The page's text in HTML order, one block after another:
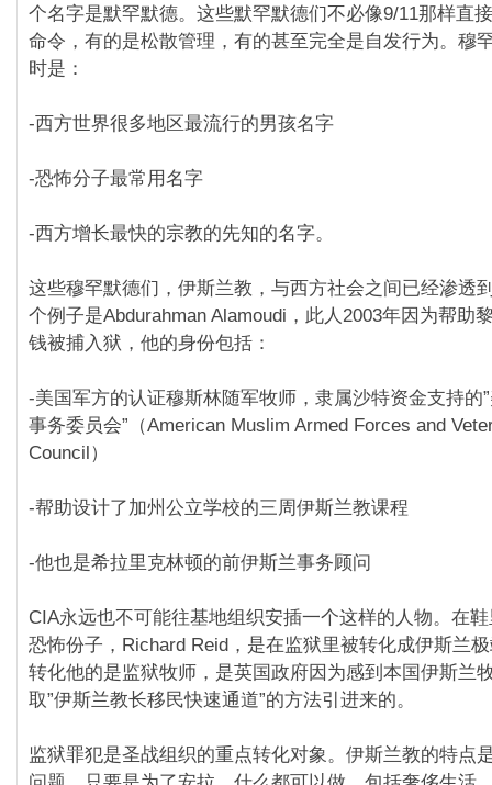
个名字是默罕默德。这些默罕默德们不必像9/11那样直
命令，有的是松散管理，有的甚至完全是自发行为。穆
时是：
-西方世界很多地区最流行的男孩名字
-恐怖分子最常用名字
-西方增长最快的宗教的先知的名字。
这些穆罕默德们，伊斯兰教，与西方社会之间已经渗透
个例子是Abdurahman Alamoudi，此人2003年因为帮助
钱被捕入狱，他的身份包括：
-美国军方的认证穆斯林随军牧师，隶属沙特资金支持的
事务委员会”（American Muslim Armed Forces and
Council）
-帮助设计了加州公立学校的三周伊斯兰教课程
-他也是希拉里克林顿的前伊斯兰事务顾问
CIA永远也不可能往基地组织安插一个这样的人物。在
恐怖份子，Richard Reid，是在监狱里被转化成伊斯兰
转化他的是监狱牧师，是英国政府因为感到本国伊斯兰
取”伊斯兰教长移民快速通道”的方法引进来的。
监狱罪犯是圣战组织的重点转化对象。伊斯兰教的特点